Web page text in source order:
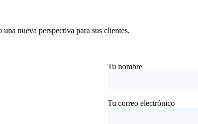
una nueva perspectiva para sus clientes.
Tu nombre
Tu correo electrónico